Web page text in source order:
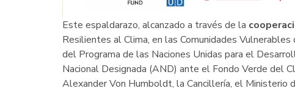
Este espaldarazo, alcanzado a través de la
Resilientes al Clima, en las Comunidades
del Programa de las Naciones Unidas para el
Nacional Designada (AND) ante el Fondo Verde del
Alexander Von Humboldt, la Cancillería, el Ministerio